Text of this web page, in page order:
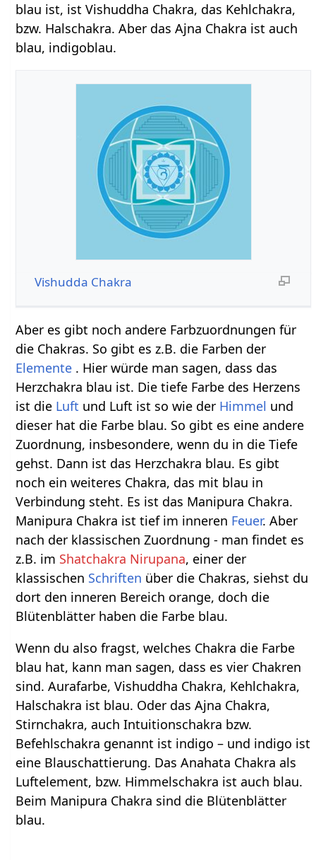
blau ist, ist Vishuddha Chakra, das Kehlchakra,
bzw. Halschakra. Aber das Ajna Chakra ist auch
blau, indigoblau.
Vishudda Chakra
Aber es gibt noch andere Farbzuordnungen für
die Chakras. So gibt es z.B. die Farben der
Elemente . Hier würde man sagen, dass das
Herzchakra blau ist. Die tiefe Farbe des Herzens
ist die Luft und Luft ist so wie der Himmel und
dieser hat die Farbe blau. So gibt es eine andere
Zuordnung, insbesondere, wenn du in die Tiefe
gehst. Dann ist das Herzchakra blau. Es gibt
noch ein weiteres Chakra, das mit blau in
Verbindung steht. Es ist das Manipura Chakra.
Manipura Chakra ist tief im inneren Feuer. Aber
nach der klassischen Zuordnung - man findet es
z.B. im Shatchakra Nirupana, einer der
klassischen Schriften über die Chakras, siehst du
dort den inneren Bereich orange, doch die
Blütenblätter haben die Farbe blau.
Wenn du also fragst, welches Chakra die Farbe
blau hat, kann man sagen, dass es vier Chakren
sind. Aurafarbe, Vishuddha Chakra, Kehlchakra,
Halschakra ist blau. Oder das Ajna Chakra,
Stirnchakra, auch Intuitionschakra bzw.
Befehlschakra genannt ist indigo – und indigo ist
eine Blauschattierung. Das Anahata Chakra als
Luftelement, bzw. Himmelschakra ist auch blau.
Beim Manipura Chakra sind die Blütenblätter
blau.